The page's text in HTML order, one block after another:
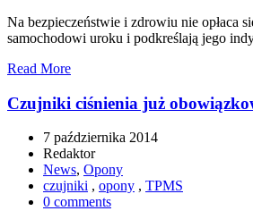
Na bezpieczeństwie i zdrowiu nie opłaca
samochodowi uroku i podkreślają jego
Read More
Czujniki ciśnienia już
7 października 2014
Redaktor
News, Opony
czujniki , opony , TPMS
0 comments